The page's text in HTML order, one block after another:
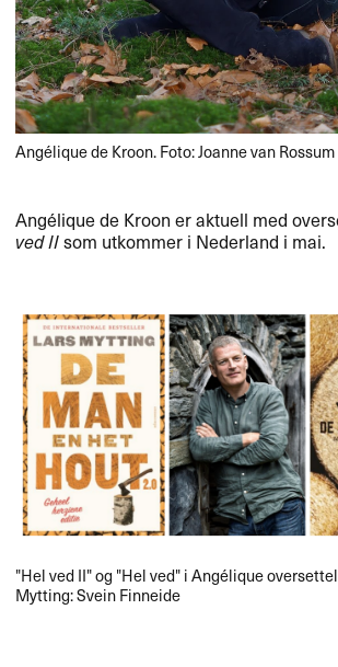
Angélique de Kroon. Foto: Joanne van Rossum
Ang​é​lique de Kroon er aktuell med
ved IIsom utkommer i Nederland i mai.​​
​​"​​Hel ved II​​" og "​​Hel ved​​" i Ang​é​lique
Mytting: Svein Finneide